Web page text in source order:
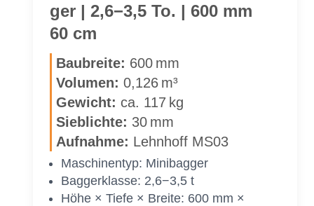
ni­
|
2,6−3,5 To.
500 mm
50 cm
ger | 2,6−3,5 To. | 600 mm
60 cm
Bau­brei­te: 600 mm
Vo­lu­men: 0,126 m³
Ge­wicht: ca. 117 kg
Sieb­lich­te: 30 mm
Auf­nah­me: Lehn­hoff MS03
Ma­schi­nen­typ: Mi­ni­bag­ger
Bag­ger­klas­se: 2,6−3,5 t
Höhe × Tie­fe × Brei­te: 600 mm ×